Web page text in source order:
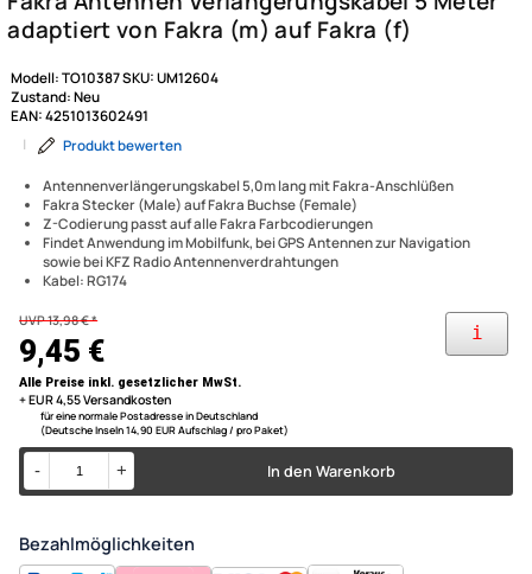
Fakra Antennen
adaptiert von Fakra (m) auf
Antennenverlängerungskabel 5,0m lang mit Fakra-Anschlüßen
Z-Codierung passt auf alle Fakra Farbcodierungen
Findet Anwendung im Mobilfunk, bei GPS Antennen zur Navigation
Kabel: RG174
Zustand:Neu
EAN:4251013602491
|
Produkt bewerten
UVP 13,98 € *